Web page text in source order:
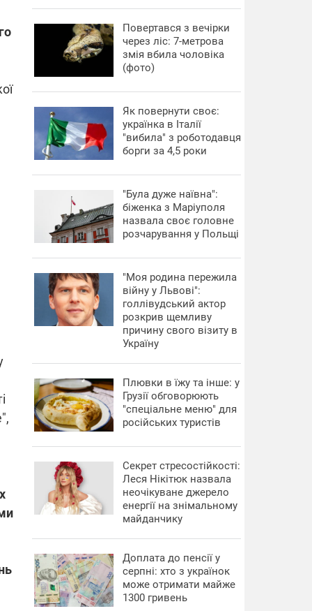
Повертався з вечірки
через ліс: 7-метрова
змія вбила чоловіка
(фото)
​Як повернути своє:
українка в Італії
"вибила" з роботодавця
борги за 4,5 роки
"Була дуже наївна":
біженка з Маріуполя
назвала своє головне
розчарування у Польщі
"Моя родина пережила
війну у Львові":
голлівудський актор
розкрив щемливу
причину свого візиту в
Україну
Плювки в їжу та інше: у
Грузії обговорюють
"спеціальне меню" для
російських туристів
Секрет стресостійкості:
Леся Нікітюк назвала
неочікуване джерело
енергії на знімальному
майданчику
Доплата до пенсії у
серпні: хто з українок
може отримати майже
1300 гривень